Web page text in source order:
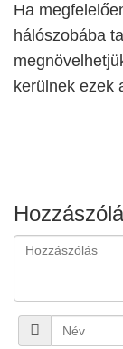
Ha
hálószobába
kerülnek ezek